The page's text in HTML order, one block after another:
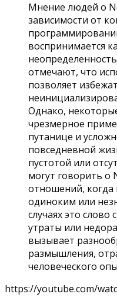
Мнение людей о
зависимости от
воспринимается
отмечают, что
позволяет
Однако,
чрезмерное
путанице и
повседневной
пустотой или
могут говорить о
отношений, когда
одиноким или
случаях это слово
утраты или
вызывает
размышления,
человеческого
https://youtube.com/